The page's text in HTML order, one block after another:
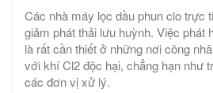
Các nhà máy lọc dầu phun clo trực
giảm phát thải lưu huỳnh. Việc phát
là rất cần thiết ở những nơi công
với khí Cl2 độc hại, chẳng hạn như
các đơn vị xử lý.